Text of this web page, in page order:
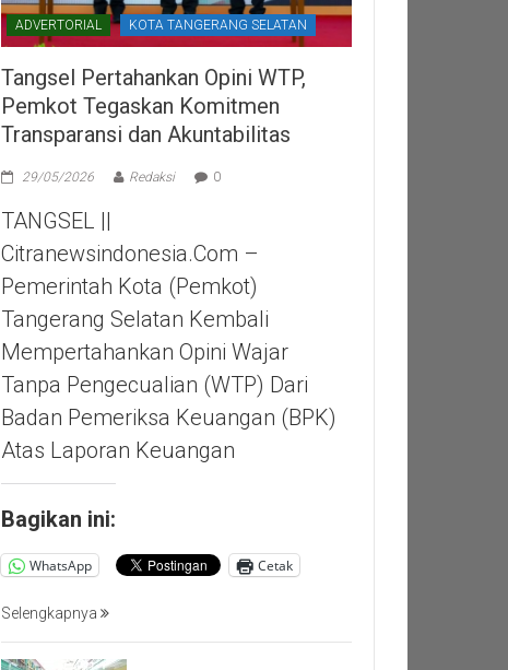
ADVERTORIAL KOTA TANGERANG SELATAN
Tangsel Pertahankan Opini WTP,
Pemkot Tegaskan Komitmen
Transparansi dan Akuntabilitas
29/05/2026 Redaksi 0
TANGSEL ||
Citranewsindonesia.com –
Pemerintah Kota (Pemkot)
Tangerang Selatan Kembali
Mempertahankan Opini Wajar
Tanpa Pengecualian (WTP) Dari
Badan Pemeriksa Keuangan (BPK)
Atas Laporan Keuangan
Bagikan ini:
WhatsApp Cetak
Selengkapnya